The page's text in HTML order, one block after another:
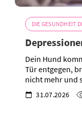
DIE GESUNDHEIT
Dein Hund
Tür entgegen,
nicht mehr und
31.07.2026